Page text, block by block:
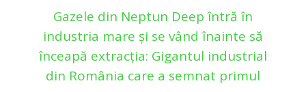
Gazele din Neptun Deep întră în
industria mare și se vând înainte să
înceapă extracția: Gigantul industrial
din România care a semnat primul